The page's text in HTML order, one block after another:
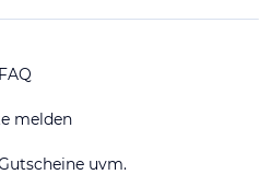
FAQ
melden
uvm.